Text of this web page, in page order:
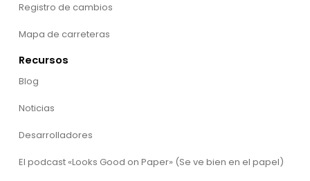
Registro de cambios
Mapa de carreteras
Recursos
Blog
Noticias
Desarrolladores
El podcast «Looks Good on Paper» (Se ve bien en el papel)